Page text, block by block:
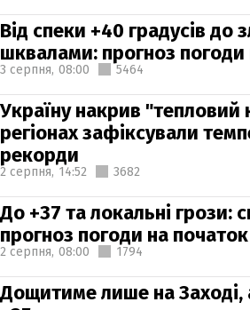
Від спеки +40 градусів до
шквалами: прогноз
3 серпня, 08:00 5464
Україну накрив "тепловий
регіонах зафіксували
рекорди
2 серпня, 14:52 3682
До +37 та локальні грози:
прогноз погоди на
2 серпня, 08:00 1794
Дощитиме лише на Заході,